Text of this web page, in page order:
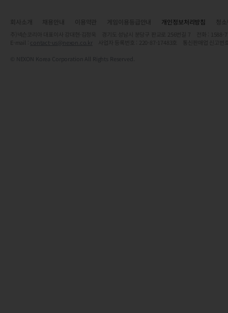
개인정보처리방침
contact-us@nexon.co.kr
© NEXON Korea Corporation All Rights Reserved.